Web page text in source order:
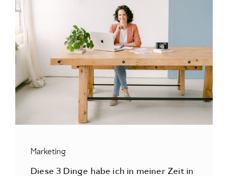
Marketing
Diese 3 Dinge habe ich in meiner Zeit in